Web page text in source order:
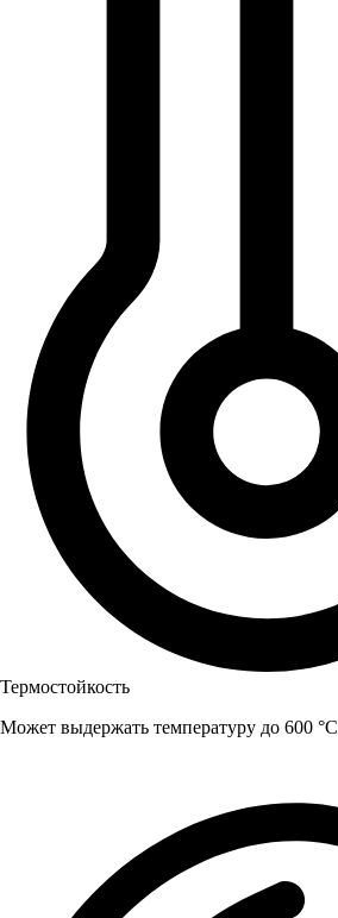
Термостойкость
Может выдержать температуру до 600 °C